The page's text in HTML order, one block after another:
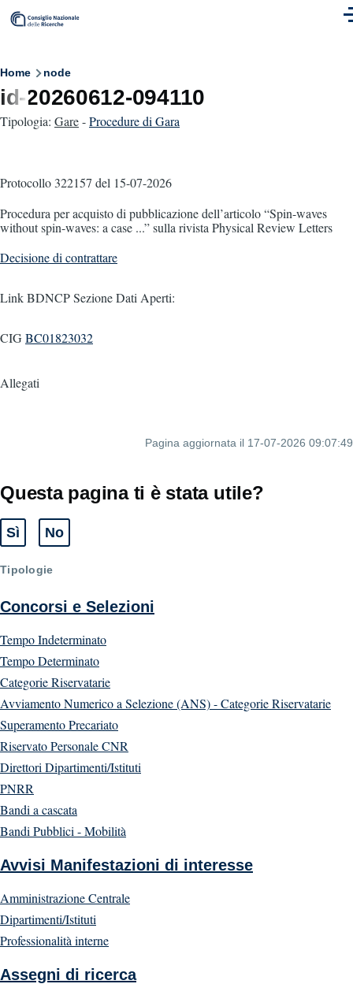
Skip to main content
Breadcrumb
Home node
id-20260612-094110
Tipologia: Gare-Procedure di Gara
Protocollo 322157 del 15-07-2026
Procedura per acquisto di pubblicazione dell’articolo “Spin-waves
without spin-waves: a case ...” sulla rivista Physical Review Letters
Decisione di contrattare
Link BDNCP Sezione Dati Aperti:
CIGBC01823032
Allegati
Pagina aggiornata il 17-07-2026 09:07:49
Questa pagina ti è stata utile?
Sì
Tipologie
Concorsi e Selezioni
Tempo Indeterminato
Tempo Determinato
Categorie Riservatarie
Avviamento Numerico a Selezione (ANS) - Categorie Riservatarie
Superamento Precariato
Riservato Personale CNR
Direttori Dipartimenti/Istituti
PNRR
Bandi a cascata
Bandi Pubblici - Mobilità
Avvisi Manifestazioni di interesse
Amministrazione Centrale
Dipartimenti/Istituti
Professionalità interne
Assegni di ricerca